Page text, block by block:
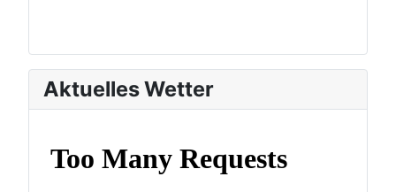
Aktuelles Wetter